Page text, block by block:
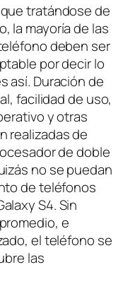
tratándose de
la mayoría de las
deben ser
por decir lo
así. Duración de
facilidad de uso,
y otras
realizadas de
de doble
no se puedan
de teléfonos
S4. Sin
e
el teléfono se
las